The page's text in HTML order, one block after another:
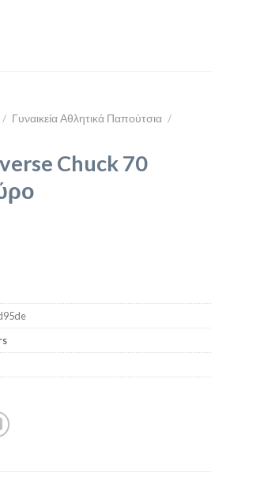
/ Γυναικεία Αθλητικά Παπούτσια /
Chuck 70